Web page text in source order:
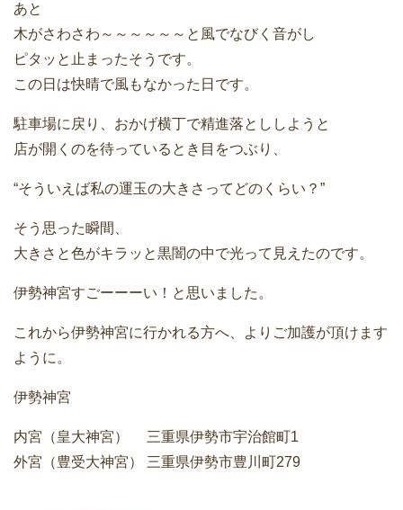
あと
木がさわさわ～～～～～～と風でなびく音がし
ピタッと止まったそうです。
この日は快晴で風もなかった日です。
駐車場に戻り、おかげ横丁で精進落とししようと
店が開くのを待っているとき目をつぶり、
“そういえば私の運玉の大きさってどのくらい？”
そう思った瞬間、
大きさと色がキラッと黒闇の中で光って見えたのです。
伊勢神宮すごーーーい！と思いました。
これから伊勢神宮に行かれる方へ、よりご加護が頂けます
ように。
伊勢神宮
内宮（皇大神宮） 三重県伊勢市宇治館町1
外宮（豊受大神宮） 三重県伊勢市豊川町279